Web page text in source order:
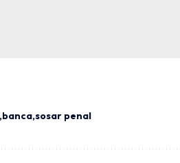
banca sosar penal